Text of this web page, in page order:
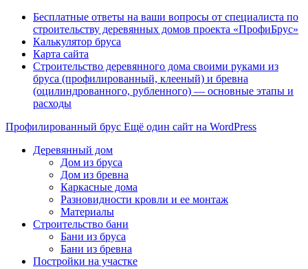
Бесплатные ответы на ваши вопросы от специалиста по
строительству деревянных домов проекта «ПрофиБрус»
Калькулятор бруса
Карта сайта
Строительство деревянного дома своими руками из
бруса (профилированный, клееный) и бревна
(оцилиндрованного, рубленного) — основные этапы и
расходы
Профилированный брус Ещё один сайт на WordPress
Деревянный дом
Дом из бруса
Дом из бревна
Каркасные дома
Разновидности кровли и ее монтаж
Материалы
Строительство бани
Бани из бруса
Бани из бревна
Постройки на участке